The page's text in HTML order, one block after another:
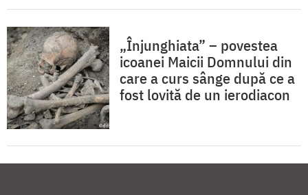
„Înjunghiata” – povestea
icoanei Maicii Domnului din
care a curs sânge după ce a
fost lovită de un ierodiacon